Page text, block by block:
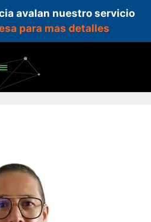
avalan nuestro servicio
para mas detalles